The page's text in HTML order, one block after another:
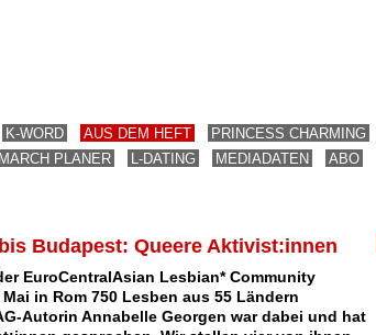
K-WORD AUS DEM HEFT
PRINCESS CHARMING
PLANER
L-DATING MEDIADATEN ABO
Budapest: Queere Aktivist:innen
EuroCentralAsian Lesbian* Community
in Rom 750 Lesben aus 55 Ländern
Autorin Annabelle Georgen war dabei und hat